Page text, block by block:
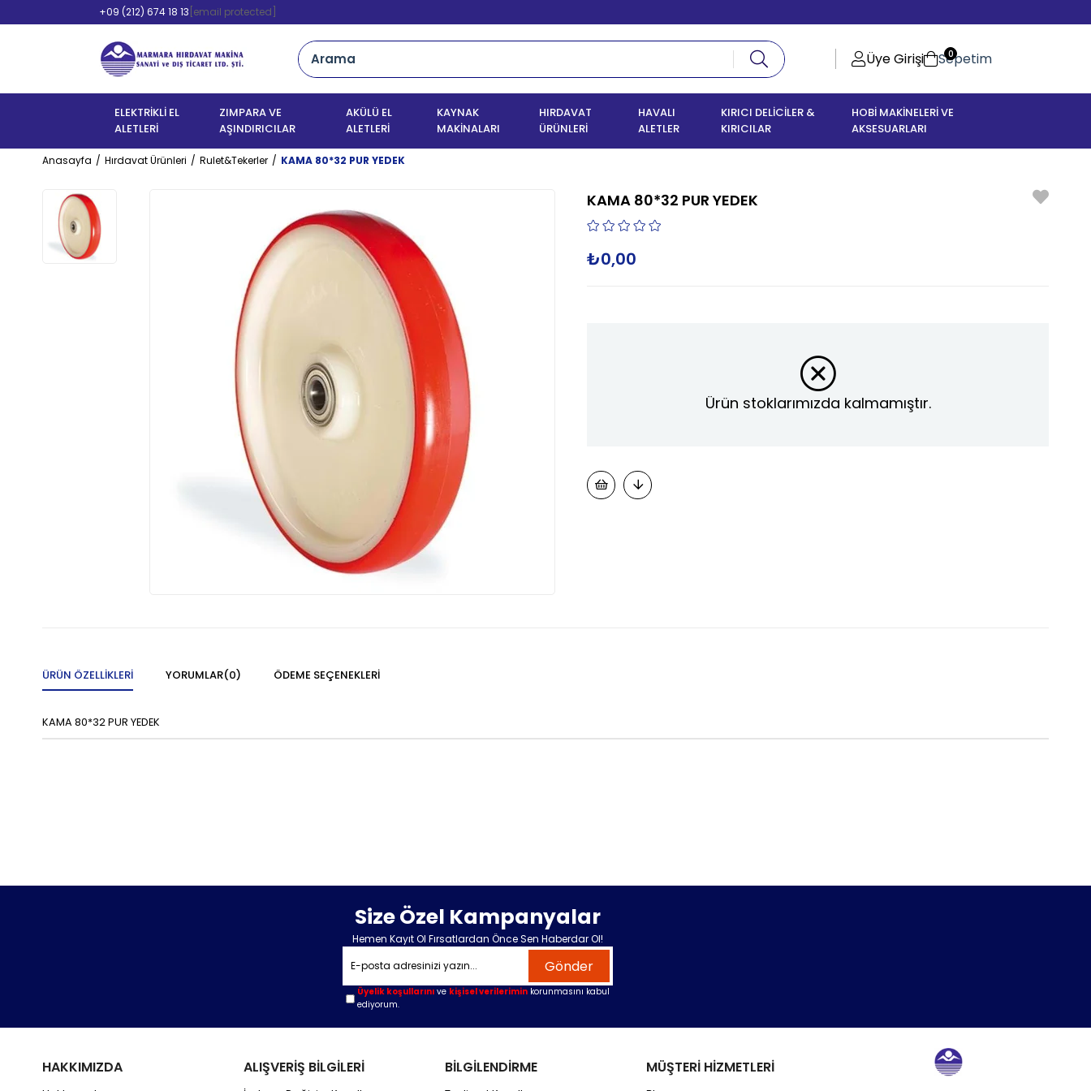
+09 (212) 674 18 13 [email protected]
Üye Girişi Sepetim
0
ELEKTRİKLİ EL
ALETLERİ
ZIMPARA VE
AŞINDIRICILAR
AKÜLÜ EL
ALETLERİ
KAYNAK
MAKİNALARI
HIRDAVAT
ÜRÜNLERİ
HAVALI
ALETLER
KIRICI DELİCİLER &
KIRICILAR
HOBİ MAKİNELERİ VE
AKSESUARLARI
Anasayfa Hırdavat Ürünleri Rulet&Tekerler KAMA 80*32 PUR YEDEK
KAMA 80*32 PUR YEDEK
₺0,00
Ürün stoklarımızda kalmamıştır.
ÜRÜN ÖZELLIKLERI YORUMLAR(0) ÖDEME SEÇENEKLERI
KAMA 80*32 PUR YEDEK
Size Özel Kampanyalar
Hemen Kayıt Ol Fırsatlardan Önce Sen Haberdar Ol!
Gönder
Üyelik koşullarını ve kişisel verilerimin korunmasını kabul
ediyorum.
HAKKIMIZDA ALIŞVERİŞ BİLGİLERİ BİLGİLENDİRME MÜŞTERİ HİZMETLERİ